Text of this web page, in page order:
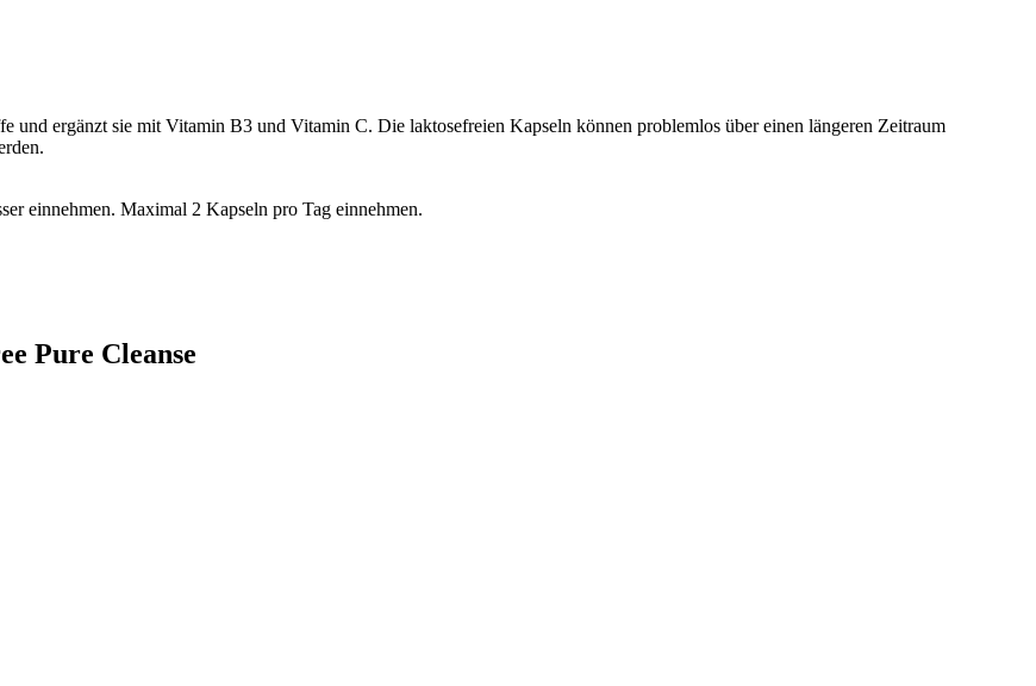
und ergänzt sie mit Vitamin B3 und Vitamin C. Die laktosefreien Kapseln können problemlos über einen längeren Zeitraum
einnehmen. Maximal 2 Kapseln pro Tag einnehmen.
Pure Cleanse